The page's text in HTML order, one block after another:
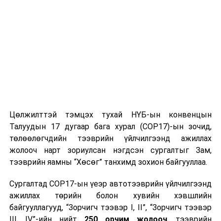
Цөлжилттэй тэмцэх тухай НҮБ-ын конвенцын
Талуудын 17 дугаар бага хурал (COP17)-ын зочид,
төлөөлөгчдийн тээврийн үйлчилгээнд ажиллах
жолооч нарт зориулсан нэгдсэн сургалтыг Зам,
тээврийн яамны “Хөсөг” танхимд зохион байгууллаа.
Сургалтад COP17-ын үеэр автотээврийн үйлчилгээнд
ажиллах төрийн болон хувийн хэвшлийн
байгууллагууд, “Зорчигч тээвэр I, II”, “Зорчигч тээвэр